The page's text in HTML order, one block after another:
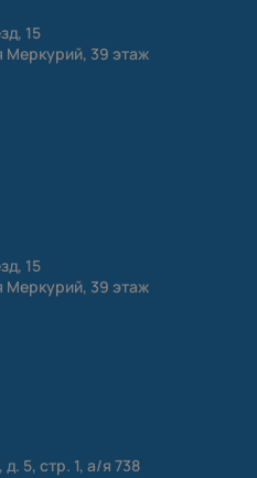
15
39 этаж
15
39 этаж
5, стр. 1, а/я 738